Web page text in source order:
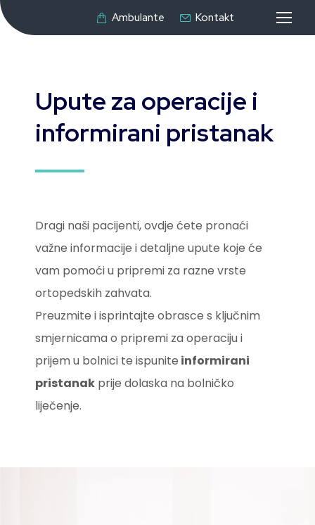
Ambulante Kontakt
Upute za operacije i
informirani pristanak
Dragi naši pacijenti, ovdje ćete pronaći
važne informacije i detaljne upute koje će
vam pomoći u pripremi za razne vrste
ortopedskih zahvata.
Preuzmite i isprintajte obrasce s ključnim
smjernicama o pripremi za operaciju i
prijem u bolnici te ispunite informirani
pristanak prije dolaska na bolničko
liječenje.